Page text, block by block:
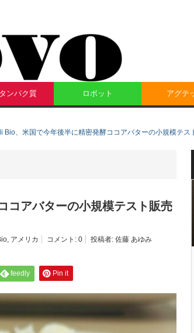
ンパク質 ロボット アグテ
Bio、米国で今年後半に精密発酵ココアバターの小規模テス
コアバターの小規模テスト販売
, アメリカ コメント: 0 投稿者: 佐藤 あゆみ
feedly Pin it